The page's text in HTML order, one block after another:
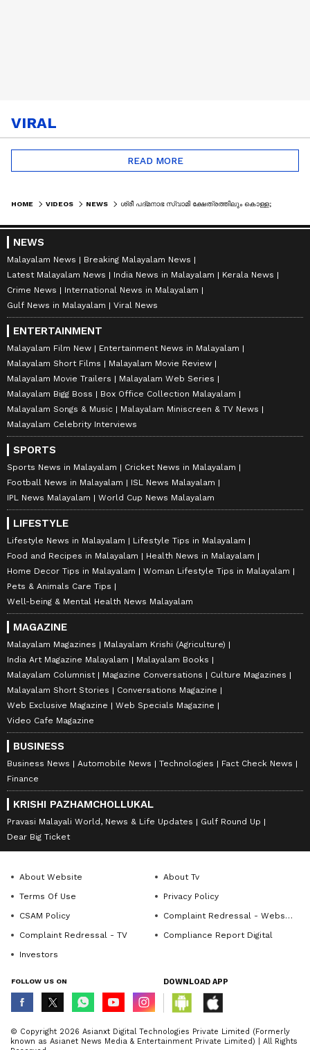
VIRAL
READ MORE
HOME VIDEOS NEWS
NEWS
Malayalam News
Breaking Malayalam News
Latest Malayalam News
India News in Malayalam
Kerala News
Crime News
International News in Malayalam
Gulf News in Malayalam
Viral News
ENTERTAINMENT
Malayalam Film New
Entertainment News in Malayalam
Malayalam Short Films
Malayalam Movie Review
Malayalam Movie Trailers
Malayalam Web Series
Malayalam Bigg Boss
Box Office Collection Malayalam
Malayalam Songs & Music
Malayalam Miniscreen & TV News
Malayalam Celebrity Interviews
SPORTS
Sports News in Malayalam
Cricket News in Malayalam
Football News in Malayalam
ISL News Malayalam
IPL News Malayalam
World Cup News Malayalam
LIFESTYLE
Lifestyle News in Malayalam
Lifestyle Tips in Malayalam
Food and Recipes in Malayalam
Health News in Malayalam
Home Decor Tips in Malayalam
Woman Lifestyle Tips in Malayalam
Pets & Animals Care Tips
Well-being & Mental Health News Malayalam
MAGAZINE
Malayalam Magazines
Malayalam Krishi (Agriculture)
India Art Magazine Malayalam
Malayalam Books
Malayalam Columnist
Magazine Conversations
Culture Magazines
Malayalam Short Stories
Conversations Magazine
Web Exclusive Magazine
Web Specials Magazine
Video Cafe Magazine
BUSINESS
Business News Automobile News Technologies
Fact Check News
Finance
KRISHI PAZHAMCHOLLUKAL
Pravasi Malayali World, News & Life Updates
Gulf Round Up
Dear Big Ticket
About Website
About Tv
Terms Of Use
Privacy Policy
CSAM Policy
Complaint Redressal - Website
Complaint Redressal - TV
Compliance Report Digital
Investors
FOLLOW US ON DOWNLOAD APP
© Copyright 2026 Asianxt Digital Technologies Private Limited (Formerly
known as Asianet News Media & Entertainment Private Limited) | All Rights